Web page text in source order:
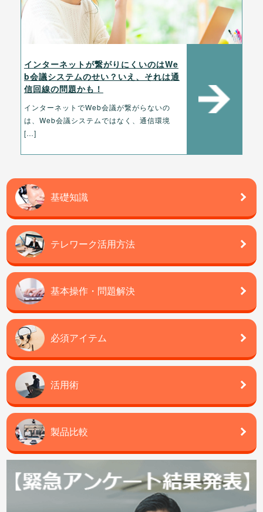
インターネットが繋がりにくいのはWe
b会議システムのせい？いえ、それは通
信回線の問題かも！
インターネットでWeb会議が繋がらないの
は、Web会議システムではなく、通信環境
[…]
基礎知識
テレワーク活用方法
基本操作・問題解決
必須アイテム
活用術
製品比較